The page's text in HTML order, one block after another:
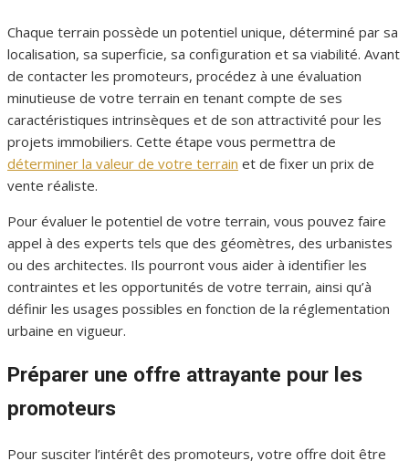
Chaque terrain possède un potentiel unique, déterminé par sa
localisation, sa superficie, sa configuration et sa viabilité. Avant
de contacter les promoteurs, procédez à une évaluation
minutieuse de votre terrain en tenant compte de ses
caractéristiques intrinsèques et de son attractivité pour les
projets immobiliers. Cette étape vous permettra de
déterminer la valeur de votre terrain et de fixer un prix de
vente réaliste.
Pour évaluer le potentiel de votre terrain, vous pouvez faire
appel à des experts tels que des géomètres, des urbanistes
ou des architectes. Ils pourront vous aider à identifier les
contraintes et les opportunités de votre terrain, ainsi qu’à
définir les usages possibles en fonction de la réglementation
urbaine en vigueur.
Préparer une offre attrayante pour les
promoteurs
Pour susciter l’intérêt des promoteurs, votre offre doit être